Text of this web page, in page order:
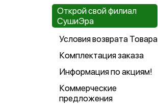
Открой свой филиал
СушиЭра
Условия возврата Товара
Комплектация заказа
Информация по акциям!
Коммерческие
предложения